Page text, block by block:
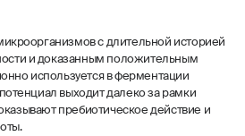
с длительной историей
и доказанным положительным
используется в ферментации
выходит далеко за рамки
пребиотическое действие и